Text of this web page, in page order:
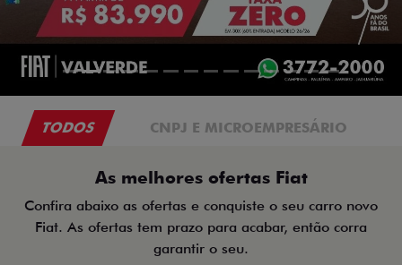
TODOS CNPJ E MICROEMPRESÁRIO
As melhores ofertas Fiat
Confira abaixo as ofertas e conquiste o seu carro novo
Fiat. As ofertas tem prazo para acabar, então corra
garantir o seu.